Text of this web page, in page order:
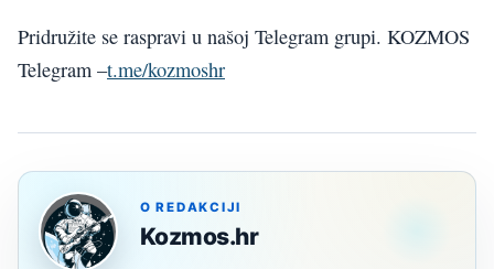
Pridružite se raspravi u našoj Telegram grupi. KOZMOS
Telegram –t.me/kozmoshr
O REDAKCIJI
Kozmos.hr